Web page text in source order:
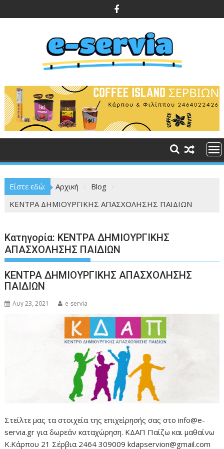
στο
Είστε εδώ: Αρχική
Blog
ΚΕΝΤΡΑ ΔΗΜΙΟΥΡΓΙΚΗΣ ΑΠΑΣΧΟΛΗΣΗΣ ΠΑΙΔΙΩΝ
Κατηγορία: ΚΕΝΤΡΑ ΔΗΜΙΟΥΡΓΙΚΗΣ
ΑΠΑΣΧΟΛΗΣΗΣ ΠΑΙΔΙΩΝ
ΚΕΝΤΡΑ ΔΗΜΙΟΥΡΓΙΚΗΣ ΑΠΑΣΧΟΛΗΣΗΣ
ΠΑΙΔΙΩΝ
Αυγ 23, 2021 e-servia
Στείλτε μας τα στοιχεία της επιχείρησής σας στο info@e-
servia.gr για δωρεάν καταχώρηση. ΚΔΑΠ Παίζω και μαθαίνω
Κ.Κάρπου 21 Σέρβια 2464 309009 kdapservion@gmail.com